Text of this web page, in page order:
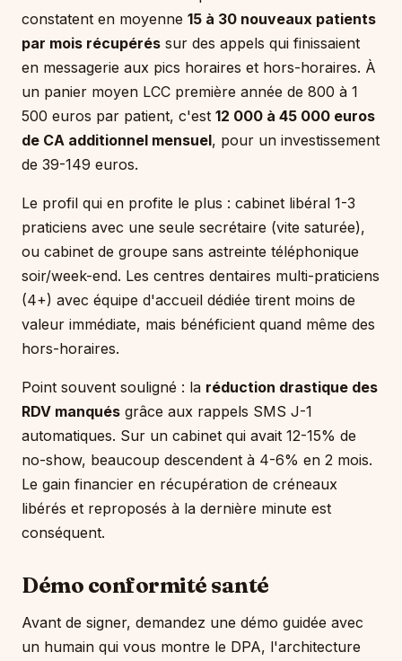
constatent en moyenne 15 à 30 nouveaux patients
par mois récupérés sur des appels qui finissaient
en messagerie aux pics horaires et hors-horaires. À
un panier moyen LCC première année de 800 à 1
500 euros par patient, c'est 12 000 à 45 000 euros
de CA additionnel mensuel, pour un investissement
de 39-149 euros.
Le profil qui en profite le plus : cabinet libéral 1-3
praticiens avec une seule secrétaire (vite saturée),
ou cabinet de groupe sans astreinte téléphonique
soir/week-end. Les centres dentaires multi-praticiens
(4+) avec équipe d'accueil dédiée tirent moins de
valeur immédiate, mais bénéficient quand même des
hors-horaires.
Point souvent souligné : la réduction drastique des
RDV manqués grâce aux rappels SMS J-1
automatiques. Sur un cabinet qui avait 12-15% de
no-show, beaucoup descendent à 4-6% en 2 mois.
Le gain financier en récupération de créneaux
libérés et reproposés à la dernière minute est
conséquent.
Démo conformité santé
Avant de signer, demandez une démo guidée avec
un humain qui vous montre le DPA, l'architecture